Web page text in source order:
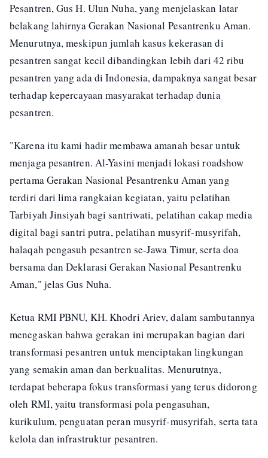
Pesantren, Gus H. Ulun Nuha, yang menjelaskan latar
belakang lahirnya Gerakan Nasional Pesantrenku Aman.
Menurutnya, meskipun jumlah kasus kekerasan di
pesantren sangat kecil dibandingkan lebih dari 42 ribu
pesantren yang ada di Indonesia, dampaknya sangat besar
terhadap kepercayaan masyarakat terhadap dunia
pesantren.
"Karena itu kami hadir membawa amanah besar untuk
menjaga pesantren. Al-Yasini menjadi lokasi roadshow
pertama Gerakan Nasional Pesantrenku Aman yang
terdiri dari lima rangkaian kegiatan, yaitu pelatihan
Tarbiyah Jinsiyah bagi santriwati, pelatihan cakap media
digital bagi santri putra, pelatihan musyrif-musyrifah,
halaqah pengasuh pesantren se-Jawa Timur, serta doa
bersama dan Deklarasi Gerakan Nasional Pesantrenku
Aman," jelas Gus Nuha.
Ketua RMI PBNU, KH. Khodri Ariev, dalam sambutannya
menegaskan bahwa gerakan ini merupakan bagian dari
transformasi pesantren untuk menciptakan lingkungan
yang semakin aman dan berkualitas. Menurutnya,
terdapat beberapa fokus transformasi yang terus didorong
oleh RMI, yaitu transformasi pola pengasuhan,
kurikulum, penguatan peran musyrif-musyrifah, serta tata
kelola dan infrastruktur pesantren.